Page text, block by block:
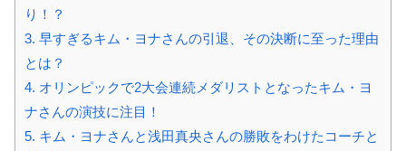
り！？
3. 早すぎるキム・ヨナさんの引退、その決断に至った理由
とは？
4. オリンピックで2大会連続メダリストとなったキム・ヨ
ナさんの演技に注目！
5. キム・ヨナさんと浅田真央さんの勝敗をわけたコーチと